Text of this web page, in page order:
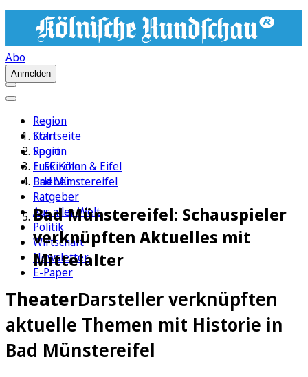
Abo
Anmelden
Region
Köln
Sport
1. FC Köln
Erleben
Ratgeber
Aus aller Welt
Politik
Wirtschaft
Newsletter
E-Paper
Startseite
Region
Euskirchen & Eifel
Bad Münstereifel
Bad Münstereifel: Schauspieler
verknüpften Aktuelles mit
Mittelalter
TheaterDarsteller verknüpften
aktuelle Themen mit Historie in
Bad Münstereifel